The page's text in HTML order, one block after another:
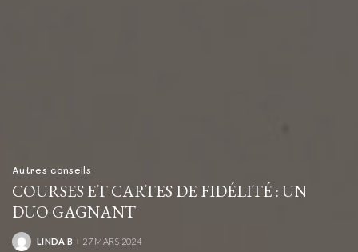
Autres conseils
COURSES ET CARTES DE FIDÉLITÉ : UN
DUO GAGNANT
POSTED
LINDA B 27 MARS 2024